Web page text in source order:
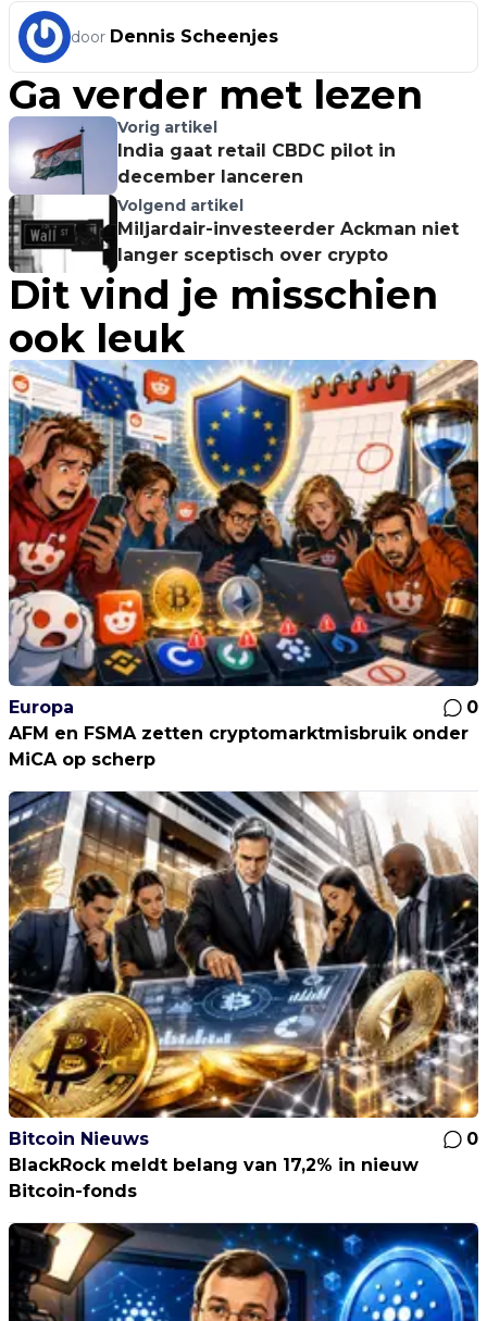
door Dennis Scheenjes
Ga verder met lezen
Vorig artikel
India gaat retail CBDC pilot in
december lanceren
Volgend artikel
Miljardair-investeerder Ackman niet
langer sceptisch over crypto
Dit vind je misschien
ook leuk
Europa
0
AFM en FSMA zetten cryptomarktmisbruik onder
MiCA op scherp
Bitcoin Nieuws
0
BlackRock meldt belang van 17,2% in nieuw
Bitcoin-fonds